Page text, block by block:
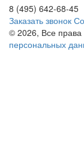
8 (495) 642-68-45
Заказать звонок
© 2026, Все
персональных